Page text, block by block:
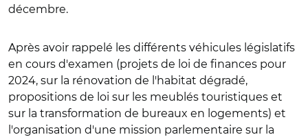
décembre.
Après avoir rappelé les différents véhicules législatifs
en cours d'examen (projets de loi de finances pour
2024, sur la rénovation de l'habitat dégradé,
propositions de loi sur les meublés touristiques et
sur la transformation de bureaux en logements) et
l'organisation d'une mission parlementaire sur la